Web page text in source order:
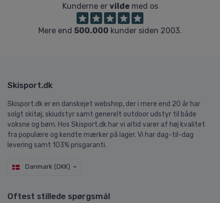
Kunderne er vildemed os
Mere end 500.000 kunder siden 2003.
Skisport.dk
Skisport.dk er en danskejet webshop, der i mere end 20 år har
solgt skitøj, skiudstyr samt generelt outdoor udstyr til både
voksne og børn. Hos Skisport.dk har vi altid varer af høj kvalitet
fra populære og kendte mærker på lager. Vi har dag-til-dag
levering samt 103% prisgaranti.
Danmark (DKK)
Oftest stillede spørgsmål